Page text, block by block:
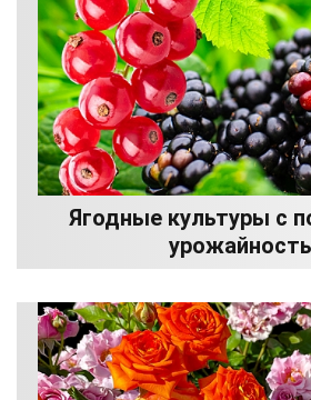
Ягодные культуры с